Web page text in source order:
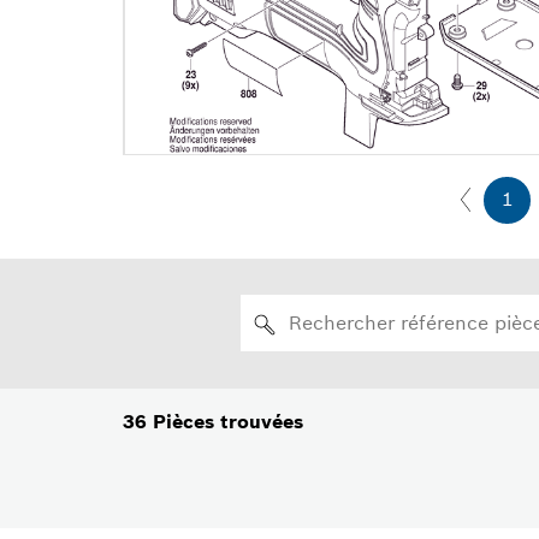
1
36 Pièces trouvées